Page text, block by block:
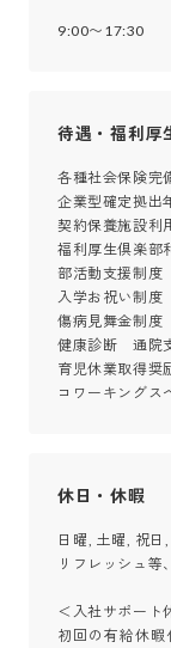
9:00〜17:30
待遇・福利厚
各種社会保険完
企業型確定拠出
契約保養施設利
福利厚生倶楽部
部活動支援制度
入学お祝い制度
傷病見舞金制度
健康診断　通院
育児休業取得奨
コワーキングス
休日・休暇
日曜, 土曜, 祝日
リフレッシュ等
＜入社サポート
初回の有給休